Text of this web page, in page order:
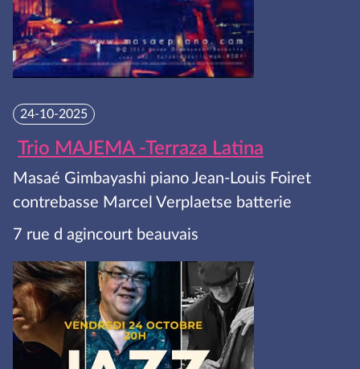
24-10-2025
Trio MAJEMA -Terraza Latina
Masaé Gimbayashi piano Jean-Louis Foiret
contrebasse Marcel Verplaetse batterie
7 rue d agincourt beauvais